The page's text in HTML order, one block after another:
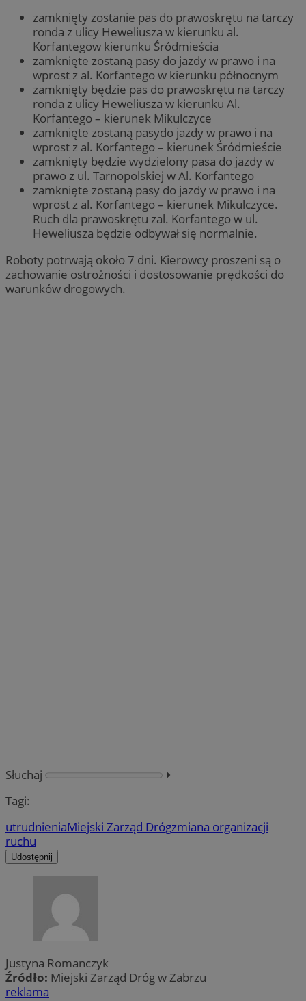
zamknięty zostanie pas do prawoskrętu na tarczy
ronda z ulicy Heweliusza w kierunku al.
Korfantegow kierunku Śródmieścia
zamknięte zostaną pasy do jazdy w prawo i na
wprost z al. Korfantego w kierunku północnym
zamknięty będzie pas do prawoskrętu na tarczy
ronda z ulicy Heweliusza w kierunku Al.
Korfantego – kierunek Mikulczyce
zamknięte zostaną pasydo jazdy w prawo i na
wprost z al. Korfantego – kierunek Śródmieście
zamknięty będzie wydzielony pasa do jazdy w
prawo z ul. Tarnopolskiej w Al. Korfantego
zamknięte zostaną pasy do jazdy w prawo i na
wprost z al. Korfantego – kierunek Mikulczyce.
Ruch dla prawoskrętu zal. Korfantego w ul.
Heweliusza będzie odbywał się normalnie.
Roboty potrwają około 7 dni. Kierowcy proszeni są o
zachowanie ostrożności i dostosowanie prędkości do
warunków drogowych.
Słuchaj
⏵︎
Tagi:
utrudnieniaMiejski Zarząd Drógzmiana organizacji
ruchu
Udostępnij
Justyna Romanczyk
Źródło: Miejski Zarząd Dróg w Zabrzu
reklama